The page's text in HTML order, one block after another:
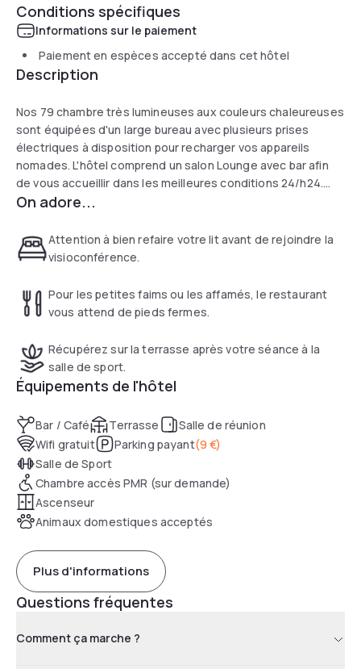
Conditions spécifiques
Informations sur le paiement
Paiement en espèces accepté dans cet hôtel
Description
Nos 79 chambre très lumineuses aux couleurs chaleureuses
sont équipées d'un large bureau avec plusieurs prises
électriques à disposition pour recharger vos appareils
nomades. L'hôtel comprend un salon Lounge avec bar afin
de vous accueillir dans les meilleures conditions 24/h24.
Situé aux portes de Rennes, à 4 km de la gare SNCF et de
bénéficie d’une situation privilégiée, accessible par la sortie
8 du périphérique.
On adore...
Attention à bien refaire votre lit avant de rejoindre la
visioconférence.
Pour les petites faims ou les affamés, le restaurant
vous attend de pieds fermes.
Récupérez sur la terrasse après votre séance à la
salle de sport.
Équipements de l'hôtel
Bar / Café Terrasse
Salle de réunion
Wifi gratuit
Parking payant(9 €)
Salle de Sport
Chambre accès PMR (sur demande)
Ascenseur
Animaux domestiques acceptés
Plus d'informations
Questions fréquentes
Comment ça marche ?